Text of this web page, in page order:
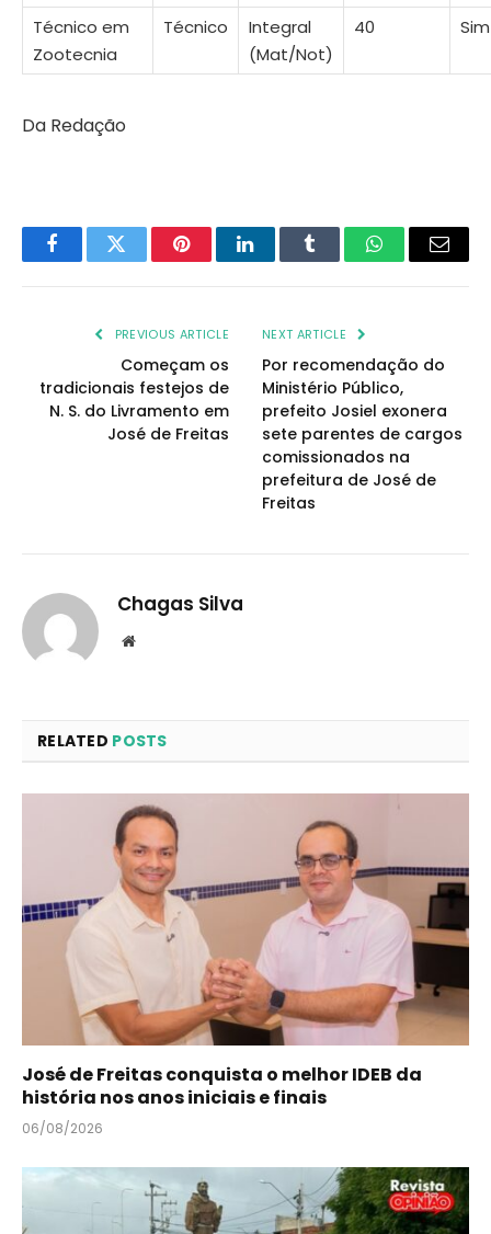
Técnico em
Zootecnia
Técnico
Integral
(Mat/Not)
40 Sim
Da Redação
FacebookTwitter PinterestLinkedInTumblr WhatsAppEmail
PREVIOUS ARTICLE
Começam os
tradicionais festejos de
N. S. do Livramento em
José de Freitas
NEXT ARTICLE
Por recomendação do
Ministério Público,
prefeito Josiel exonera
sete parentes de cargos
comissionados na
prefeitura de José de
Freitas
Chagas Silva
Website
RELATED POSTS
José de Freitas conquista o melhor IDEB da
história nos anos iniciais e finais
06/08/2026